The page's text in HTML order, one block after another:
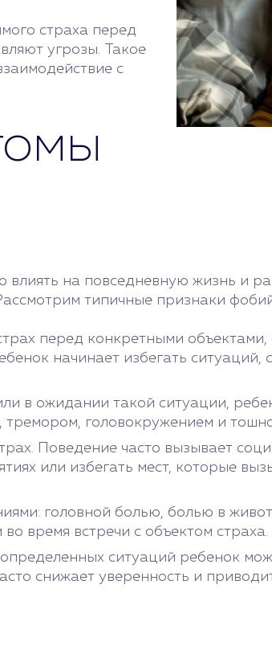
страха перед
угрозы. Такое
с
влиять на повседневную жизнь и
типичные признаки
перед конкретными объектами,
начинает избегать ситуаций,
в ожидании такой ситуации,
головокружением и
Поведение часто вызывает
или избегать мест, которые
головной болью, болью в
время встречи с объектом страха.
ситуаций ребенок
снижает уверенность и